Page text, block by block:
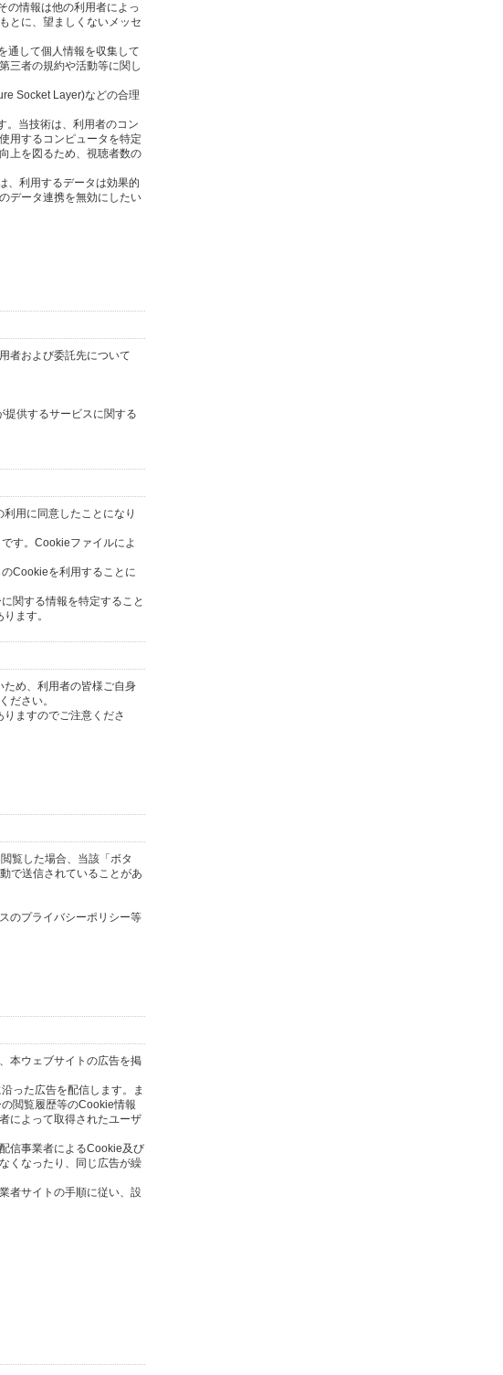
の情報は他の利用者によっ
とに、望ましくないメッセ
通して個人情報を収集して
三者の規約や活動等に関し
Socket Layer)などの合理
。当技術は、利用者のコン
用するコンピュータを特定
上を図るため、視聴者数の
、利用するデータは効果的
データ連携を無効にしたい
者および委託先について
供するサービスに関する
用に同意したことになり
す。Cookieファイルによ
Cookieを利用することに
関する情報を特定すること
ます。
め、利用者の皆様ご自身
ださい。
ますのでご注意くださ
覧した場合、当該「ボタ
で送信されていることがあ
のプライバシーポリシー等
本ウェブサイトの広告を掲
った広告を配信します。ま
閲覧履歴等のCookie情報
によって取得されたユーザ
信事業者によるCookie及び
くなったり、同じ広告が繰
者サイトの手順に従い、設